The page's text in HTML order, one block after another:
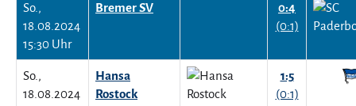
So.,
18.08.2024
15:30 Uhr
Bremer SV
0:4
(0:1)
So.,
18.08.2024
Hansa
Rostock
1:5
(0:1)